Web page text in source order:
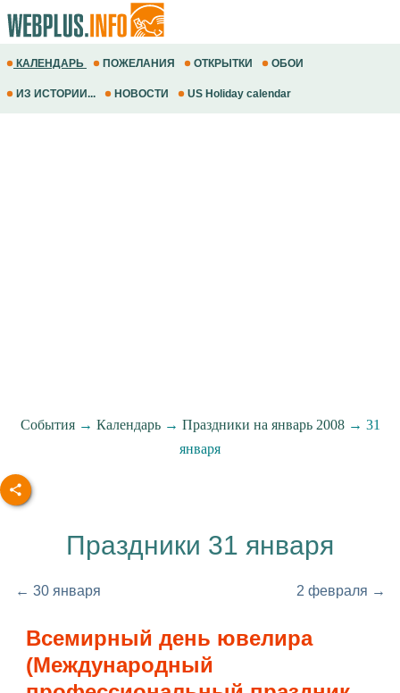
КАЛЕНДАРЬ ПОЖЕЛАНИЯ ОТКРЫТКИ ОБОИ
ИЗ ИСТОРИИ... НОВОСТИ US Holiday calendar
События→ Календарь→ Праздники на январь 2008→ 31
января
Праздники 31 января
← 30 января 2 февраля →
Всемирный день ювелира
(Международный